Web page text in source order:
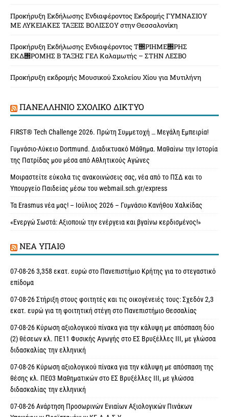
Προκήρυξη Εκδήλωσης Ενδιαφέροντος Εκδρομής ΓΥΜΝΑΣΙΟΥ
ΜΕ ΛΥΚΕΙΑΚΕΣ ΤΑΞΕΙΣ ΒΟΛΙΣΣΟΥ στην Θεσσαλονίκη
Προκήρυξη Εκδήλωσης Ενδιαφέροντος Τ΢ΡΙΗΜΕ΢ΡΗΣ
ΕΚΔ΢ΡΟΜΗΣ Β ΤΑΞΗΣ ΓΕΛ Καλαμωτής – ΣΤΗΝ ΛΕΣΒΟ
Προκήρυξη εκδρομής Μουσικού Σχολείου Χίου για Μυτιλήνη
ΠΑΝΕΛΛΉΝΙΟ ΣΧΟΛΙΚΌ ΔΊΚΤΥΟ
FIRST® Tech Challenge 2026. Πρώτη Συμμετοχή … Μεγάλη Εμπειρία!
Γυμνάσιο-Λύκειο Dortmund. Διαδικτυακό Μάθημα. Μαθαίνω την Ιστορία
της Πατρίδας μου μέσα από Αθλητικούς Αγώνες
Μοιραστείτε εύκολα τις ανακοινώσεις σας, νέα από το ΠΣΔ και το
Υπουργείο Παιδείας μέσω του webmail.sch.gr/express
Τα Erasmus νέα μας! – Ιούλιος 2026 – Γυμνάσιο Κανήθου Χαλκίδας
«Ενεργώ Σωστά: Αξιοποιώ την ενέργεια και βγαίνω κερδισμένος!»
ΝΈΑ ΥΠAΙΘ
07-08-26 3,358 εκατ. ευρώ στο Πανεπιστήμιο Κρήτης για το στεγαστικό
επίδομα
07-08-26 Στήριξη στους φοιτητές και τις οικογένειές τους: Σχεδόν 2,3
εκατ. ευρώ για τη φοιτητική στέγη στο Πανεπιστήμιο Θεσσαλίας
07-08-26 Κύρωση αξιολογικού πίνακα για την κάλυψη με απόσπαση δύο
(2) θέσεων κλ. ΠΕ11 Φυσικής Αγωγής στο ΕΣ Βρυξέλλες ΙΙΙ, με γλώσσα
διδασκαλίας την ελληνική
07-08-26 Κύρωση αξιολογικού πίνακα για την κάλυψη με απόσπαση της
θέσης κλ. ΠΕ03 Μαθηματικών στο ΕΣ Βρυξέλλες ΙΙΙ, με γλώσσα
διδασκαλίας την ελληνική
07-08-26 Ανάρτηση Προσωρινών Ενιαίων Αξιολογικών Πινάκων